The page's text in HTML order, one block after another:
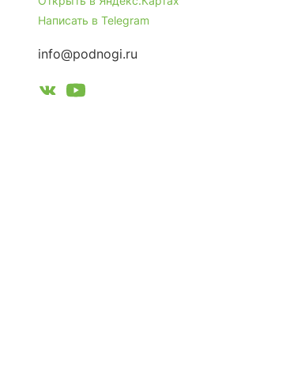
Написать в Telegram
info@podnogi.ru